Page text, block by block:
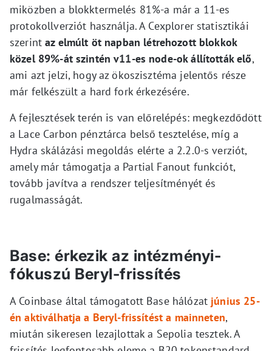
miközben a blokktermelés 81%-a már a 11-es
protokollverziót használja. A Cexplorer statisztikái
szerintaz elmúlt öt napban létrehozott blokkok
közel 89%-át szintén v11-es node-ok állították elő,
ami azt jelzi, hogy az ökoszisztéma jelentős része
már felkészült a hard fork érkezésére.
A fejlesztések terén is van előrelépés: megkezdődött
a Lace Carbon pénztárca belső tesztelése, míg a
Hydra skálázási megoldás elérte a 2.2.0-s verziót,
amely már támogatja a Partial Fanout funkciót,
tovább javítva a rendszer teljesítményét és
rugalmasságát.
Base: érkezik az intézményi-
fókuszú Beryl-frissítés
A Coinbase által támogatott Base hálózat június 25-
én aktiválhatja a Beryl-frissítést a mainneten,
miután sikeresen lezajlottak a Sepolia tesztek. A